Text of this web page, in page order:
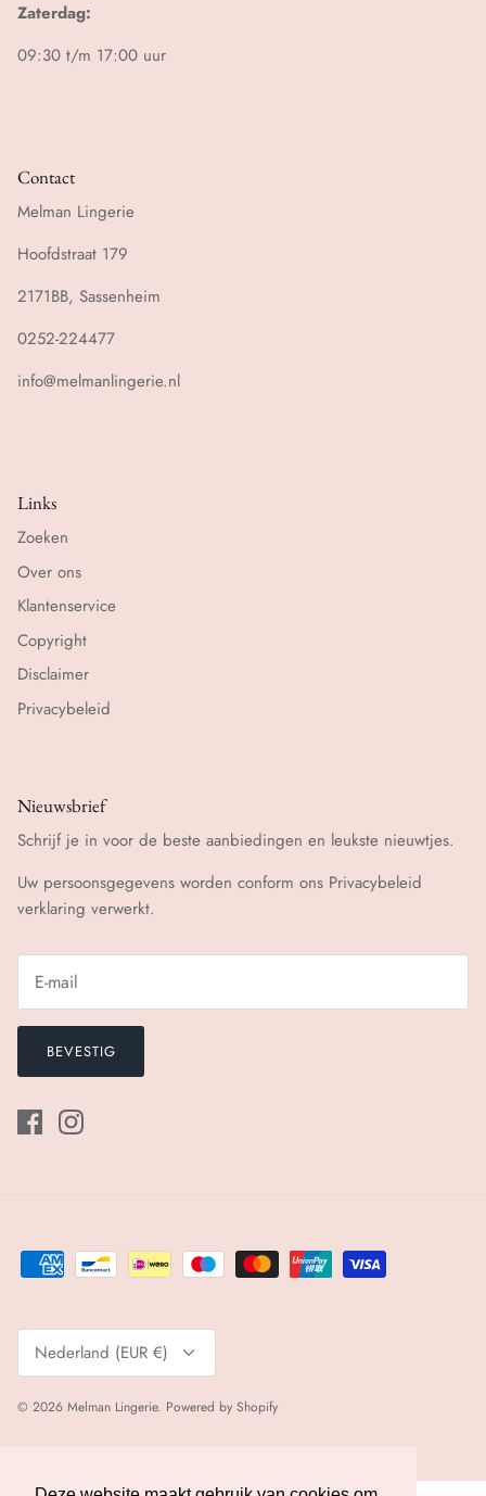
Zaterdag:
09:30 t/m 17:00 uur
Contact
Melman Lingerie
Hoofdstraat 179
2171BB, Sassenheim
0252-224477
info@melmanlingerie.nl
Links
Zoeken
Over ons
Klantenservice
Copyright
Disclaimer
Privacybeleid
Nieuwsbrief
Schrijf je in voor de beste aanbiedingen en leukste nieuwtjes.
Uw persoonsgegevens worden conform ons Privacybeleid
verklaring verwerkt.
BEVESTIG
Valuta
Nederland (EUR €)
© 2026 Melman Lingerie. Powered by Shopify